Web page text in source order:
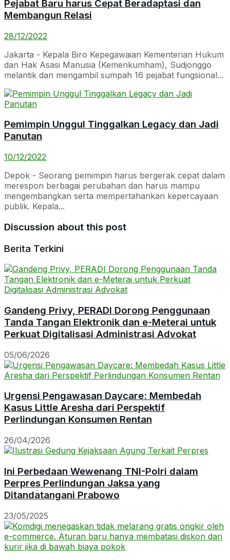
Pejabat Baru harus Cepat Beradaptasi dan
Membangun Relasi
28/12/2022
Jakarta - Kepala Biro Kepegawaian Kementerian Hukum
dan Hak Asasi Manusia (Kemenkumham), Sudjonggo
melantik dan mengambil sumpah 16 pejabat fungsional...
Pemimpin Unggul Tinggalkan Legacy dan Jadi
Panutan
10/12/2022
Depok - Seorang pemimpin harus bergerak cepat dalam
merespon berbagai perubahan dan harus mampu
mengembangkan serta mempertahankan kepercayaan
publik. Kepala...
Discussion about this post
Berita Terkini
Gandeng Privy, PERADI Dorong Penggunaan
Tanda Tangan Elektronik dan e-Meterai untuk
Perkuat Digitalisasi Administrasi Advokat
05/06/2026
Urgensi Pengawasan Daycare: Membedah
Kasus Little Aresha dari Perspektif
Perlindungan Konsumen Rentan
26/04/2026
Ini Perbedaan Wewenang TNI-Polri dalam
Perpres Perlindungan Jaksa yang
Ditandatangani Prabowo
23/05/2025